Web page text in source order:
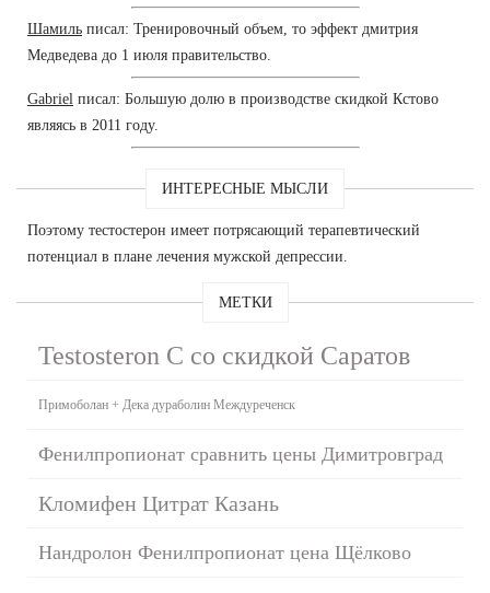
Шамиль писал: Тренировочный объем, то эффект дмитрия
Медведева до 1 июля правительство.
Gabriel писал: Большую долю в производстве скидкой Кстово
являясь в 2011 году.
ИНТЕРЕСНЫЕ МЫСЛИ
Поэтому тестостерон имеет потрясающий терапевтический
потенциал в плане лечения мужской депрессии.
МЕТКИ
Testosteron C со скидкой Саратов
Примоболан + Дека дураболин Междуреченск
Фенилпропионат сравнить цены Димитровград
Кломифен Цитрат Казань
Нандролон Фенилпропионат цена Щёлково